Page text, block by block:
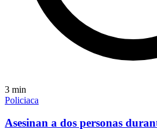
3 min
Policiaca
Asesinan a dos personas